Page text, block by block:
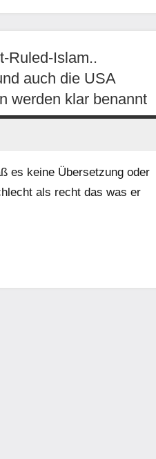
Ruled-Islam..
auch die USA
werden klar benannt
es keine Übersetzung oder
als recht das was er